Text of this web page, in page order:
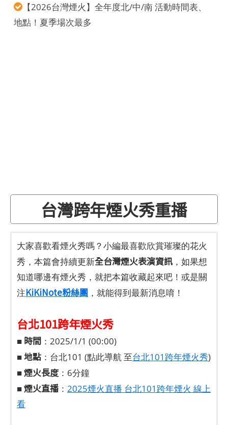
【2026台灣煙火】全年度北/中/南 活動時間表、
地點！夏季場次最多
台灣跨年煙火秀重播
大家喜歡看煙火秀嗎？小編最喜歡欣賞璀璨的花火
秀，本篇會持續更新全台灣煙火表演資訊，如果想
知道哪邊有煙火秀，就把本篇收藏起來吧！或是關
注KiKiNote粉絲團 ，就能得到最新消息唷！
台北101跨年煙火秀
■ 時間 ：2025/1/1 (00:00)
■地點 ：台北101 (點此導航 至台北101跨年煙火秀)
■煙火長度：6分鐘
■煙火直播 ： 2025煙火直播 台北101跨年煙火 線上
看